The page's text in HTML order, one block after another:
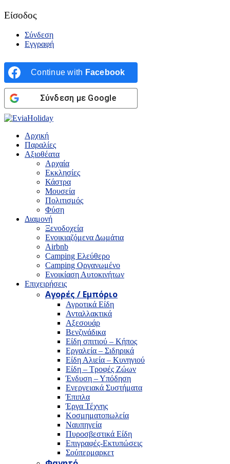
Είσοδος
Σύνδεση
Εγγραφή
Continue with Facebook
Σύνδεση με Google
Αρχική
Παραλίες
Αξιοθέατα
Αρχαία
Εκκλησίες
Κάστρα
Μουσεία
Πολιτισμός
Φύση
Διαμονή
Ξενοδοχεία
Ενοικιαζόμενα Δωμάτια
Airbnb
Camping Ελεύθερο
Camping Οργανωμένο
Ενοικίαση Αυτοκινήτων
Επιχειρήσεις
Αγορές / Εμπόριο
Αγροτικά Είδη
Ανταλλακτικά
Αξεσουάρ
Βενζινάδικα
Είδη σπιτιού – Κήπος
Εργαλεία – Σιδηρικά
Είδη Αλιεία – Κυνηγιού
Είδη – Τροφές Ζώων
Ένδυση – Υπόδηση
Ενεργειακά Συστήματα
Έπιπλα
Έργα Τέχνης
Κοσμηματοπωλεία
Ναυπηγεία
Πυροσβεστικά Είδη
Επιγραφές-Εκτυπώσεις
Σούπερμαρκετ